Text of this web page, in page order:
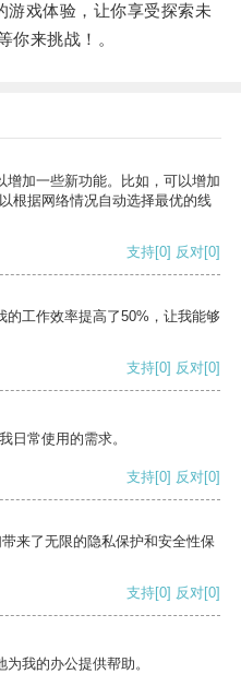
戏体验，让你享受探索未
你来挑战！。
加一些新功能。比如，可以增加
根据网络情况自动选择最优的线
支持[0] 反对[0]
工作效率提高了50%，让我能够
支持[0] 反对[0]
日常使用的需求。
支持[0] 反对[0]
来了无限的隐私保护和安全性保
支持[0] 反对[0]
我的办公提供帮助。